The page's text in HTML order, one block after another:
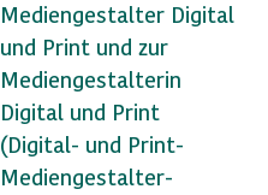
Mediengestalter Digital
und Print und zur
Mediengestalterin
Digital und Print
(Digital- und Print-
Mediengestalter-